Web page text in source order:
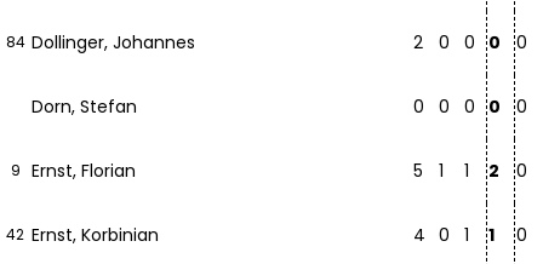
84 Dollinger, Johannes 2 0 0 0 0
Dorn, Stefan 0 0 0 0 0
9 Ernst, Florian 5 1 1 2 0
42 Ernst, Korbinian 4 0 1 1 0